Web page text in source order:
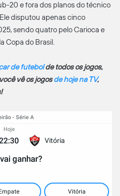
20 e fora dos planos do técnico
disputou apenas cinco
sendo quatro pelo Carioca e
Copa do Brasil.
de futebolde todos os jogos,
vê os jogosde hoje na TV,
- Série A
Hoje
Vitória
ganhar?
Vitória